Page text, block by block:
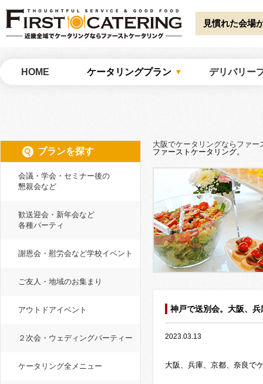
Warning : Undefined array key "HTTP_ACCEPT_LANGUAGE" in/home/
catering/common/meta.php on line51 見慣れた会場
HOME ケータリングプラン デリバリー
大阪でケータリングならファー
ファーストケータリング。
神戸で送別会。大阪、
2023.03.13
大阪、兵庫、京都、奈良で
プランを探す
会議・学会・セミナー後の
懇親会など
歓送迎会・新年会など
各種パーティ
謝恩会・慰労会など学校イベント
ご友人・地域のお集まり
アウトドアイベント
２次会・ウェディングパーティー
ケータリング全メニュー